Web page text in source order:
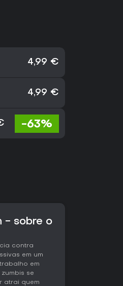
4,99 €
4,99 €
-63%
- sobre o
contra
em um
em
se
atrai quem